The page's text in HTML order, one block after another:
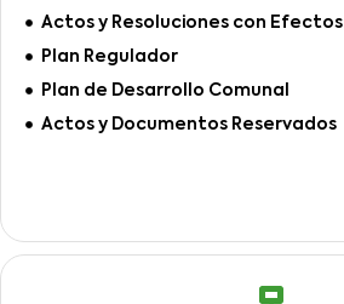
Actos y Resoluciones con Efectos
Plan Regulador
Plan de Desarrollo Comunal
Actos y Documentos Reservados